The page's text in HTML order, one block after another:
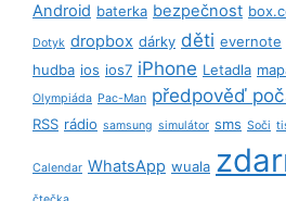
Android baterka bezpečnost
Dotyk dropbox dárky děti evernote
hudba ios ios7 iPhone Letadla
Olympiáda Pac-Man předpověď
RSS rádio samsung simulátor sms Soči
Calendar WhatsApp wuala